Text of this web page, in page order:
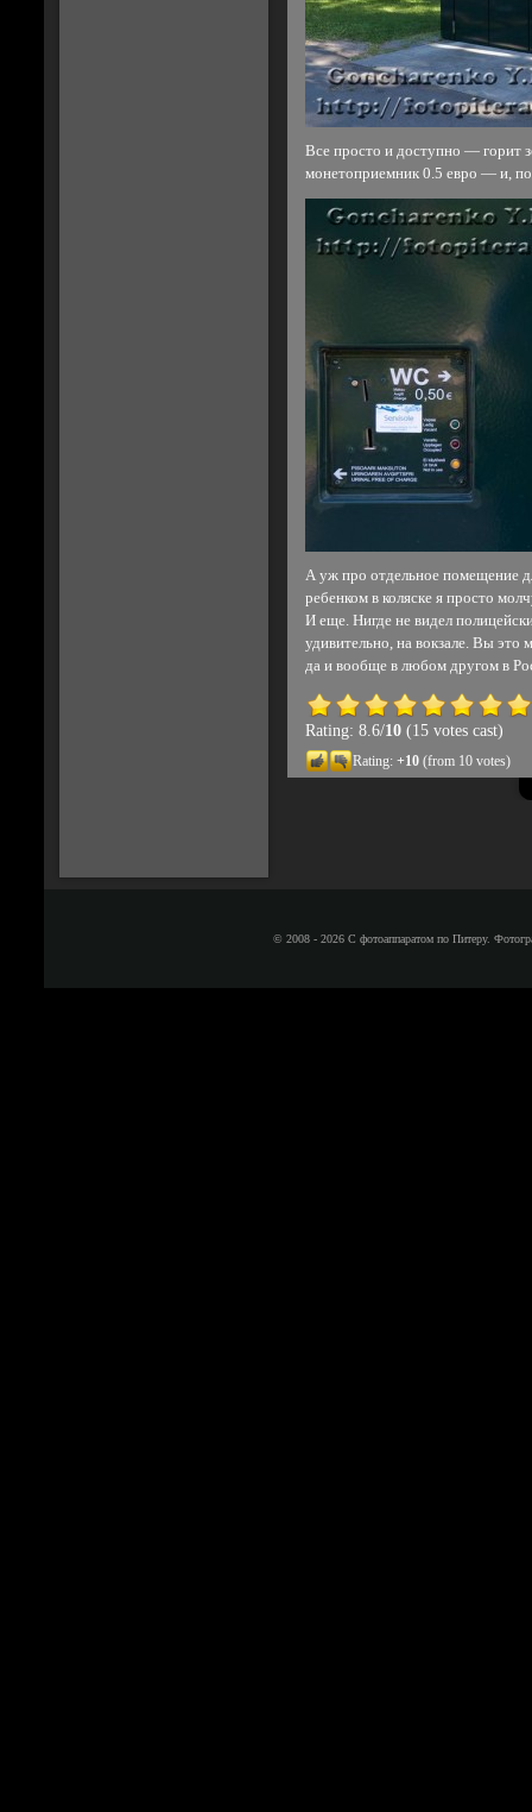
Все просто и доступно — горит
монетоприемник 0.5 евро — и,
А уж про отдельное помещение
ребенком в коляске я просто
И еще. Нигде не видел
удивительно, на вокзале. Вы это
да и вообще в любом другом в
Rating: 8.6/10(15 votes cast)
Rating: +10(from 10 votes)
© 2008 - 2026 С фотоаппаратом по Питеру.